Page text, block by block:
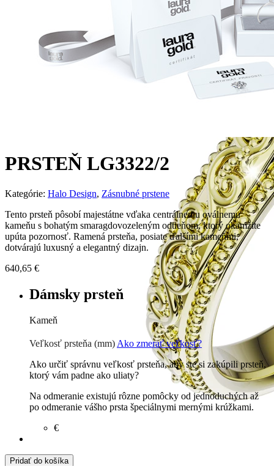
PRSTEŇ LG3322/2
Kategórie: Halo Design, Zásnubné prstene
Tento prsteň pôsobí majestátne vďaka centrálnemu oválnemu
kameňu s bohatým smaragdovozeleným odtieňom, ktorý okamžite
upúta pozornosť. Ramená prsteňa, posiate ďalšími kameňmi,
dotvárajú luxusný a elegantný dizajn.
640,65 €
Dámsky prsteň
Kameň
Prírodné kamene
Veľkosť prsteňa (mm) Ako zmerať veľkosť?
Ako určiť správnu veľkosť prsteňa, aby ste si zakúpili prsteň,
ktorý vám padne ako uliaty?
Na odmeranie existujú rôzne pomôcky od jednoduchých až
po odmeranie vášho prsta špeciálnymi mernými krúžkami.
€
Pridať do košíka